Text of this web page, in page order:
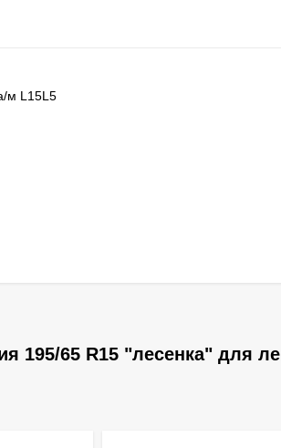
м L15L5
195/65 R15 "лесенка" для